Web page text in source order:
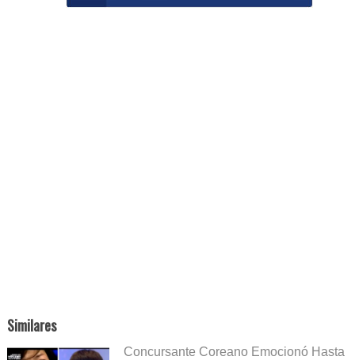
Similares
Concursante Coreano Emocionó Hasta